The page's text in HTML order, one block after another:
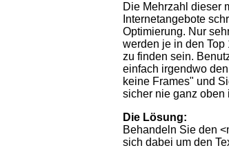
Die Mehrzahl dieser
Internetangebote
Optimierung. Nur
werden je in den
zu finden sein.
einfach irgendwo
keine Frames" und
sicher nie ganz oben
Die Lösung:
Behandeln Sie den
sich dabei um den